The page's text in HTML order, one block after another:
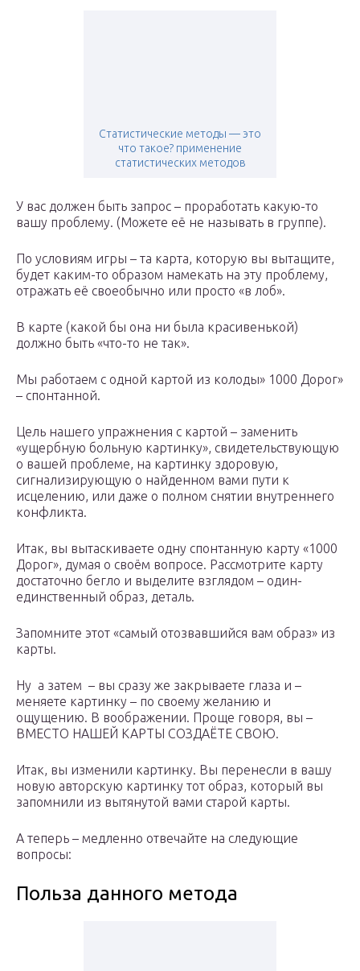
Статистические методы — это
что такое? применение
статистических методов
У вас должен быть запрос – проработать какую-то
вашу проблему. (Можете её не называть в группе).
По условиям игры – та карта, которую вы вытащите,
будет каким-то образом намекать на эту проблему,
отражать её своеобычно или просто «в лоб».
В карте (какой бы она ни была красивенькой)
должно быть «что-то не так».
Мы работаем с одной картой из колоды» 1000 Дорог»
– спонтанной.
Цель нашего упражнения с картой – заменить
«ущербную больную картинку», свидетельствующую
о вашей проблеме, на картинку здоровую,
сигнализирующую о найденном вами пути к
исцелению, или даже о полном снятии внутреннего
конфликта.
Итак, вы вытаскиваете одну спонтанную карту «1000
Дорог», думая о своём вопросе. Рассмотрите карту
достаточно бегло и выделите взглядом – один-
единственный образ, деталь.
Запомните этот «самый отозвавшийся вам образ» из
карты.
Ну а затем – вы сразу же закрываете глаза и –
меняете картинку – по своему желанию и
ощущению. В воображении. Проще говоря, вы –
ВМЕСТО НАШЕЙ КАРТЫ СОЗДАЁТЕ СВОЮ.
Итак, вы изменили картинку. Вы перенесли в вашу
новую авторскую картинку тот образ, который вы
запомнили из вытянутой вами старой карты.
А теперь – медленно отвечайте на следующие
вопросы:
Польза данного метода